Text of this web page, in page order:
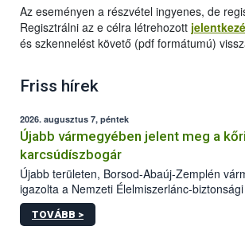
Az eseményen a részvétel ingyenes, de
Regisztrálni az e célra létrehozott
és szkennelést követő (pdf formátumú)
Friss hírek
2026. augusztus 7, péntek
Újabb vármegyében jelent meg a
karcsúdíszbogár
Újabb területen, Borsod-Abaúj-Zemplén
igazolta a Nemzeti Élelmiszerlánc-
kőrisrontó karcsúdíszbogár (Agrilus
kártevőt nem csak színcsapdában találták
TOVÁBB >